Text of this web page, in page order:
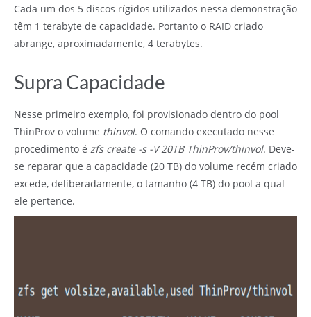
Cada um dos 5 discos rígidos utilizados nessa demonstração
têm 1 terabyte de capacidade. Portanto o RAID criado
abrange, aproximadamente, 4 terabytes.
Supra Capacidade
Nesse primeiro exemplo, foi provisionado dentro do pool
ThinProv o volume thinvol. O comando executado nesse
procedimento é zfs create -s -V 20TB ThinProv/thinvol. Deve-
se reparar que a capacidade (20 TB) do volume recém criado
excede, deliberadamente, o tamanho (4 TB) do pool a qual
ele pertence.